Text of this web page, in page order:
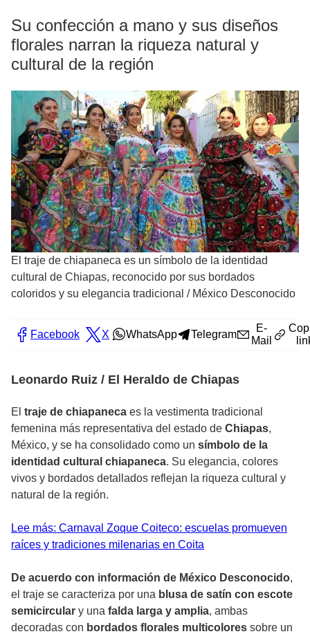
Su confección a mano y sus diseños
florales narran la riqueza natural y
cultural de la región
El traje de chiapaneca es un símbolo de la identidad
cultural de Chiapas, reconocido por sus bordados
coloridos y su elegancia tradicional / México Desconocido
Facebook X WhatsApp Telegram
E-
Mail
Leonardo Ruiz / El Heraldo de Chiapas
El traje de chiapaneca es la vestimenta tradicional
femenina más representativa del estado de Chiapas,
México, y se ha consolidado como un símbolo de la
identidad cultural chiapaneca. Su elegancia, colores
vivos y bordados detallados reflejan la riqueza cultural y
natural de la región.
Lee más: Carnaval Zoque Coiteco: escuelas promueven
raíces y tradiciones milenarias en Coita
De acuerdo con información de México Desconocido,
el traje se caracteriza por una blusa de satín con escote
semicircular y una falda larga y amplia, ambas
decoradas con bordados florales multicolores sobre un